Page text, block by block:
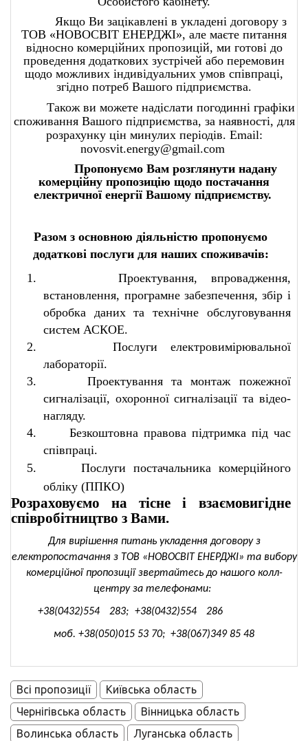
Якщо Ви зацікавлені в укладені договору з
ТОВ «НОВОСВІТ ЕНЕРДЖІ», але маєте питання
відносно комерційних пропозицій, ми готові до
проведення додаткових зустрічей або перемовин
щодо можливих індивідуальних умов співпраці,
згідно потреб Вашого підприємства.
Також ви можете надіслати погодинні графіки
споживання Вашого підприємства, за наявності, для
розрахунку цін минулих періодів. Email:
novosvit.energy@gmail.com
Пропонуємо Вам розглянути надану
комерційну пропозицію щодо постачання
електричної енергії Вашому підприємству.
Разом з основною діяльністю пропонуємо
додаткові послуги для наших споживачів:
1.
Проектування, впровадження,
встановлення, програмне забезпечення, збір і
обробка даних та технічне обслуговування
систем АСКОЕ.
2.
Послуги електровимірювальної
лабораторії.
3.
Проектування та монтаж пожежної
сигналізації, охоронної сигналізації та відео-
нагляду.
4.
Безкоштовна правова підтримка під час
співпраці.
5.
Послуги постачальника комерційного
обліку (ППКО)
Розраховуємо на тісне і взаємовигідне
співробітництво з Вами.
Для вирішення питань укладення договору з
електропостачання з ТОВ «НОВОСВІТ ЕНЕРДЖІ» та вибору
комерційної пропозиції звертайтесь до нашого колл-
центру за телефонами:
+38(0432)554 283; +38(0432)554 286
моб. +38(050)015 53 70; +38(067)349 85 48
Всі пропозиції
Київська область
Чернігівська область
Вінницька область
Волинська область
Луганська область